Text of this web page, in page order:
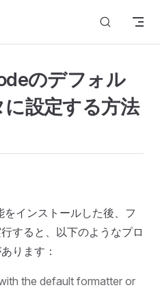
のデフォル
に設定する方法
インストールした後、フ
すると、以下のようなプロ
ります：
the default formatter or